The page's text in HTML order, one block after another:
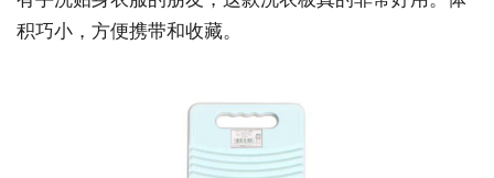
积巧小，方便携带和收藏。